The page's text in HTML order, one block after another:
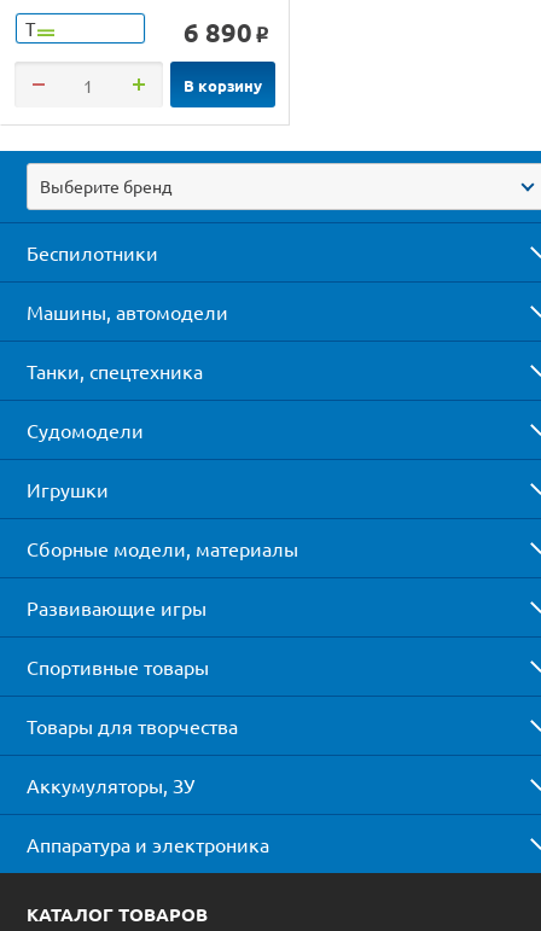
Т 6 890 o
В корзину
Выберите бренд
Беспилотники
Машины, автомодели
Танки, спецтехника
Судомодели
Игрушки
Сборные модели, материалы
Развивающие игры
Спортивные товары
Товары для творчества
Аккумуляторы, ЗУ
Аппаратура и электроника
КАТАЛОГ ТОВАРОВ